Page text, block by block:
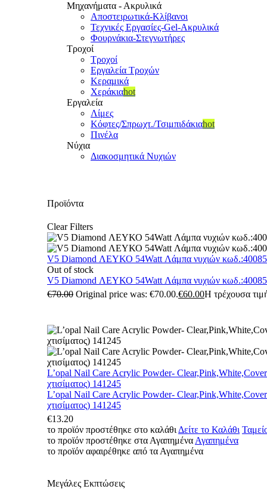
Μηχανήματα - Ακρυλικά
Αποστειρωτικά-Κλίβανοι
Τεχνικές Εργασίες-Gel-Ακρυλικά
Φουρνάκια-Στεγνωτήρες
Τροχοί
Τροχοί
Εργαλεία Τροχών
Κεραμικά
Χεράκιαhot
Εργαλεία
Λίμες
Κόφτες/Σπρωχτ./Τσιμπιδάκιαhot
Πινέλα
Νύχια
Διακοσμητικά Νυχιών
Προϊόντα
Clear Filters
V5 Diamond ΛΕΥΚΟ 54Watt Λάμπα νυχιών
Out of stock
V5 Diamond ΛΕΥΚΟ 54Watt Λάμπα νυχιών
€70.00 Original price was: €70.00.€60.00Η τρέχουσα
L’opal Nail Care Acrylic Powder-
χτισίματος) 141245
L’opal Nail Care Acrylic Powder-
χτισίματος) 141245
€13.20
το προϊόν προστέθηκε στο καλάθι Δείτε το Καλάθι
το προϊόν προστέθηκε στα Αγαπημένα Αγαπημένα
το προϊόν αφαιρέθηκε από τα Αγαπημένα
Μεγάλες Εκπτώσεις